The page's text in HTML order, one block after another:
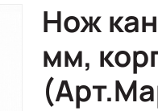
Нож
мм,